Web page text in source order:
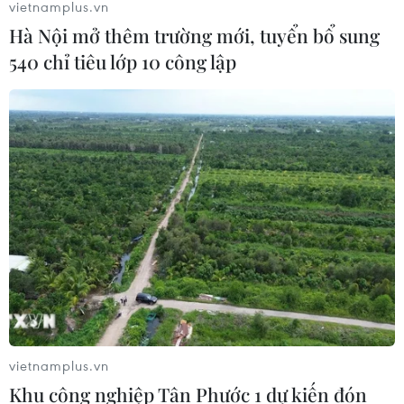
Cháy cửa hàng phế liệu trên
đường 25m ở Hà Nội
Campuchia muốn quy hoạch lưu vực
sông Tonle Sap để quản lý tài nguyên
nước
10/08/2026 04:22
Hàn Quốc lại xảy ra sự cố rò rỉ thông
tin cá nhân lớn
10/08/2026 02:17
vietnamplus.vn
Hà Nội mở thêm trường mới, tuyển bổ sung
540 chỉ tiêu lớp 10 công lập
vietnamplus.vn
Khu công nghiệp Tân Phước 1 dự kiến đón